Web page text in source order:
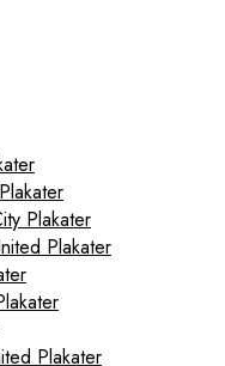
Plakater
Plakater
Plakater